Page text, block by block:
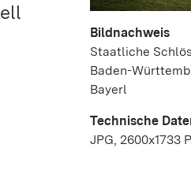
Bildnachweis
Staatliche
Baden-
Bayerl
Technische
JPG, 2600x1733